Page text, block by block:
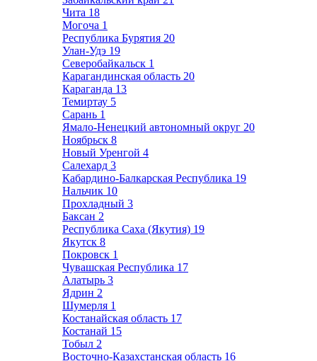
Чита 18
Могоча 1
Республика Бурятия 20
Улан-Удэ 19
Северобайкальск 1
Карагандинская область 20
Караганда 13
Темиртау 5
Сарань 1
Ямало-Ненецкий автономный округ 20
Ноябрьск 8
Новый Уренгой 4
Салехард 3
Кабардино-Балкарская Республика 19
Нальчик 10
Прохладный 3
Баксан 2
Республика Саха (Якутия) 19
Якутск 8
Покровск 1
Чувашская Республика 17
Алатырь 3
Ядрин 2
Шумерля 1
Костанайская область 17
Костанай 15
Тобыл 2
Восточно-Казахстанская область 16